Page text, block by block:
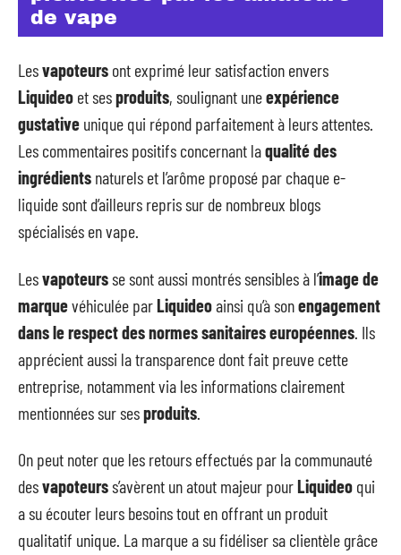
de vape
Lesvapoteurs ont exprimé leur satisfaction envers
Liquideo et sesproduits, soulignant uneexpérience
gustative unique qui répond parfaitement à leurs attentes.
Les commentaires positifs concernant laqualité des
ingrédients naturels et l’arôme proposé par chaque e-
liquide sont d’ailleurs repris sur de nombreux blogs
spécialisés en vape.
Lesvapoteursse sont aussi montrés sensibles à l’image de
marquevéhiculée parLiquideoainsi qu’à sonengagement
dans le respect des normes sanitaires européennes . Ils
apprécient aussi la transparence dont fait preuve cette
entreprise, notamment via les informations clairement
mentionnées sur sesproduits
On peut noter que les retours effectués par la communauté
desvapoteurss’avèrent un atout majeur pourLiquideo qui
a su écouter leurs besoins tout en offrant un produit
qualitatif unique. La marque a su fidéliser sa clientèle grâce